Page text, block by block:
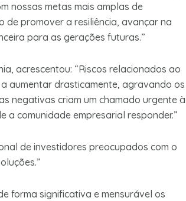
nossas metas mais amplas de
de promover a resiliência, avançar na
para as gerações futuras.”
acrescentou: “Riscos relacionados ao
aumentar drasticamente, agravando os
negativas criam um chamado urgente à
a comunidade empresarial responder.”
de investidores preocupados com o
forma significativa e mensurável os